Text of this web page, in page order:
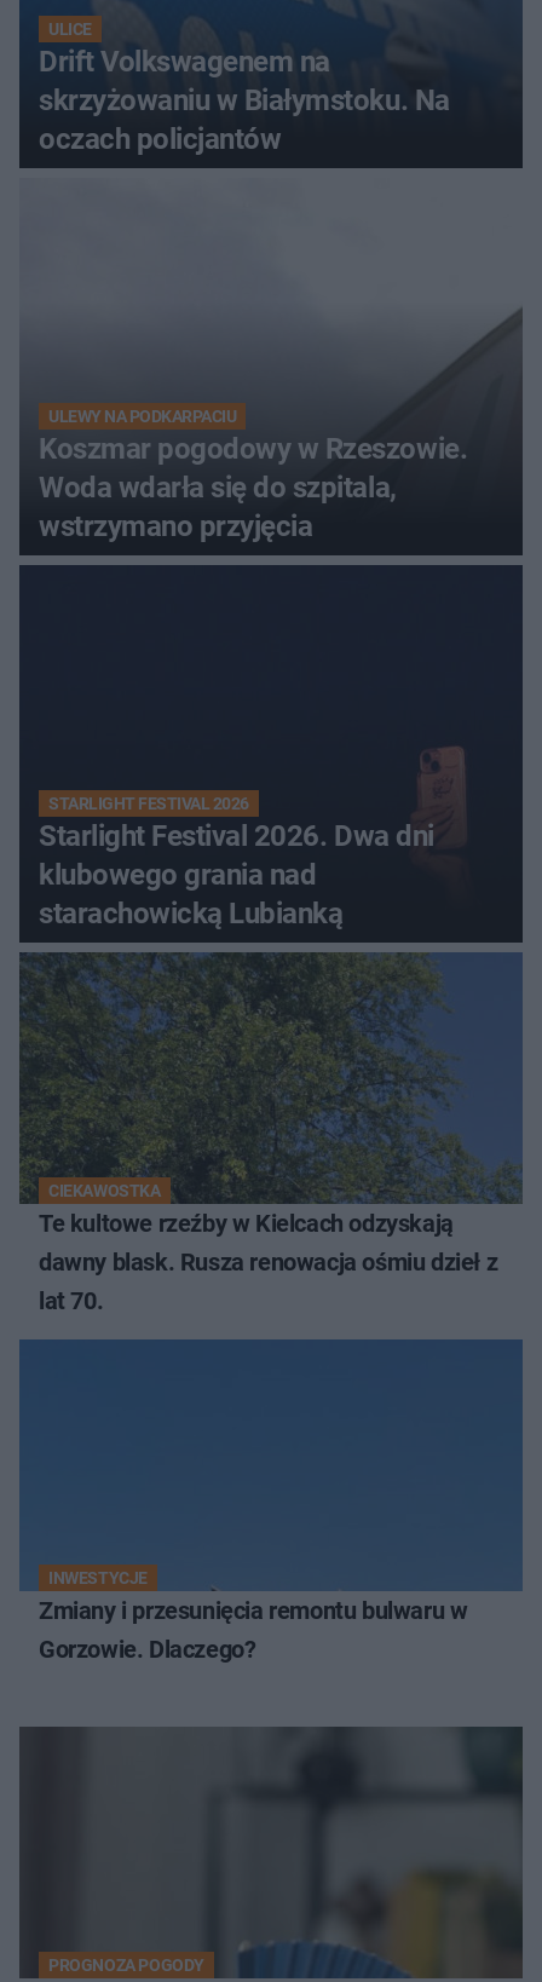
ULICE
Drift Volkswagenem na
skrzyżowaniu w Białymstoku. Na
oczach policjantów
ULEWY NA PODKARPACIU
Koszmar pogodowy w Rzeszowie.
Woda wdarła się do szpitala,
wstrzymano przyjęcia
STARLIGHT FESTIVAL 2026
Starlight Festival 2026. Dwa dni
klubowego grania nad
starachowicką Lubianką
CIEKAWOSTKA
Te kultowe rzeźby w Kielcach odzyskają
dawny blask. Rusza renowacja ośmiu dzieł z
lat 70.
INWESTYCJE
Zmiany i przesunięcia remontu bulwaru w
Gorzowie. Dlaczego?
PROGNOZA POGODY